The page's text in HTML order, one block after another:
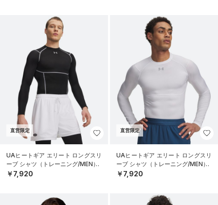
直営限定
UAヒートギア エリート ロングスリ
ーブ シャツ（トレーニング/MEN）
￥7,920
直営限定
UAヒートギア エリート ロングスリ
ーブ シャツ（トレーニング/MEN）
￥7,920